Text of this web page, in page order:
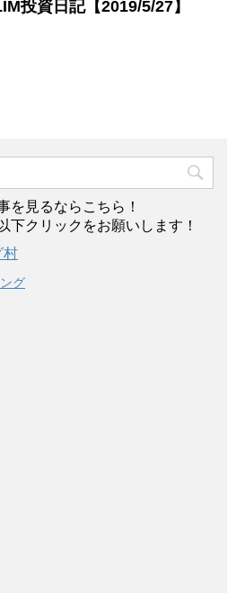
投資日記【2019/5/27】
を見るならこちら！
下クリックをお願いします！
村
グ